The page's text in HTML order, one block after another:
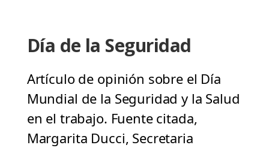
Día de la Seguridad
Artículo de opinión sobre el Día
Mundial de la Seguridad y la Salud
en el trabajo. Fuente citada,
Margarita Ducci, Secretaria